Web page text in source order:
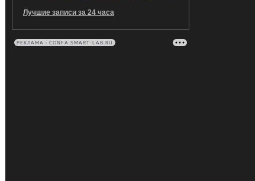
Лучшие записи за 24 часа
РЕКЛАМА • CONFA.SMART-LAB.RU